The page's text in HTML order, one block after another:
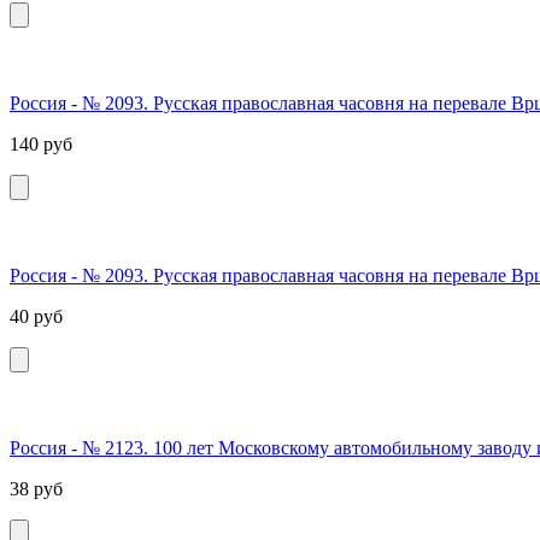
Россия - № 2093. Русская православная часовня на перевале
140 руб
Россия - № 2093. Русская православная часовня на перевале
40 руб
Россия - № 2123. 100 лет Московскому автомобильному
38 руб